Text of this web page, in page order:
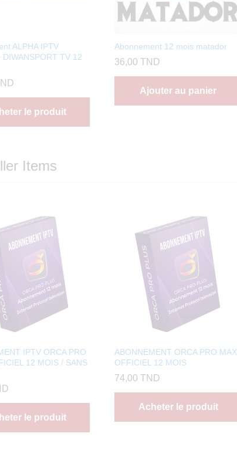
ALPHA IPTV
DIWANSPORT TV 12
le produit
Abonnement 12 mois matador
36,00TND
Ajouter au panier
Items
IPTV ORCA PRO
12 MOIS / SANS
le produit
ABONNEMENT ORCA PRO MAX
OFFICIEL 12 MOIS
74,00TND
Acheter le produit